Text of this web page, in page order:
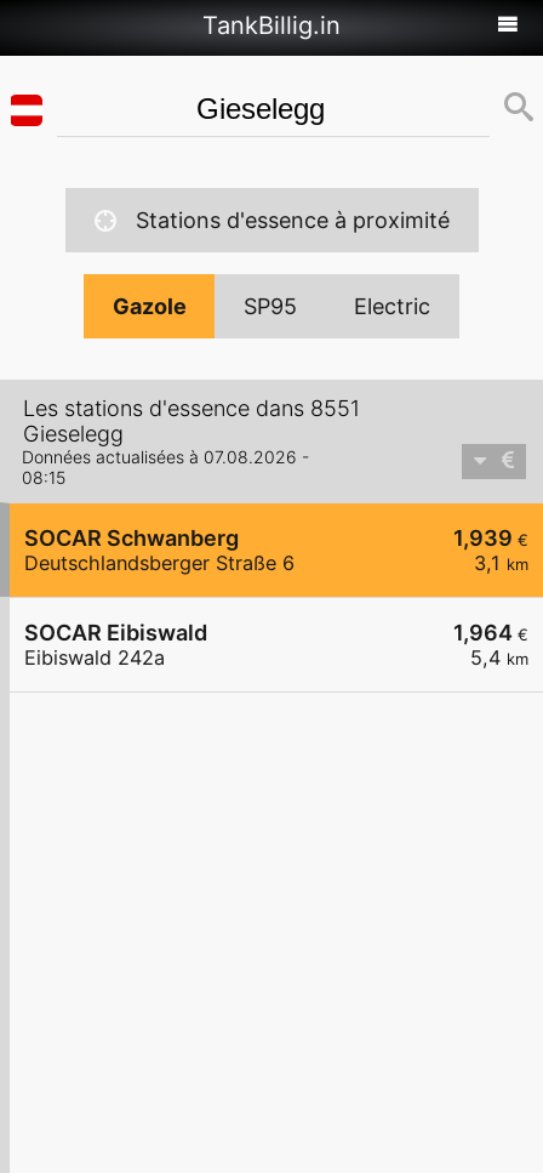
TankBillig.in
Stations d'essence à proximité
Gazole SP95 Electric
Les stations d'essence dans 8551
Gieselegg
Données actualisées à 07.08.2026 -
08:15
1,939 €
3,1 km
SOCAR Schwanberg
Deutschlandsberger Straße 6
1,964 €
5,4 km
SOCAR Eibiswald
Eibiswald 242a